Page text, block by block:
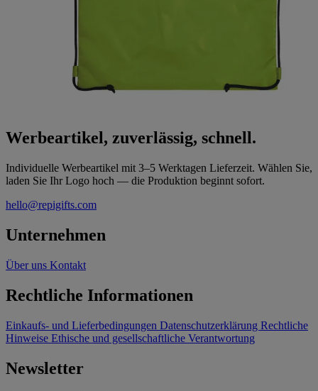
Werbeartikel, zuverlässig, schnell.
Individuelle Werbeartikel mit 3–5 Werktagen Lieferzeit. Wählen Sie,
laden Sie Ihr Logo hoch — die Produktion beginnt sofort.
hello@repigifts.com
Unternehmen
Über uns Kontakt
Rechtliche Informationen
Einkaufs- und Lieferbedingungen Datenschutzerklärung Rechtliche
Hinweise Ethische und gesellschaftliche Verantwortung
Newsletter